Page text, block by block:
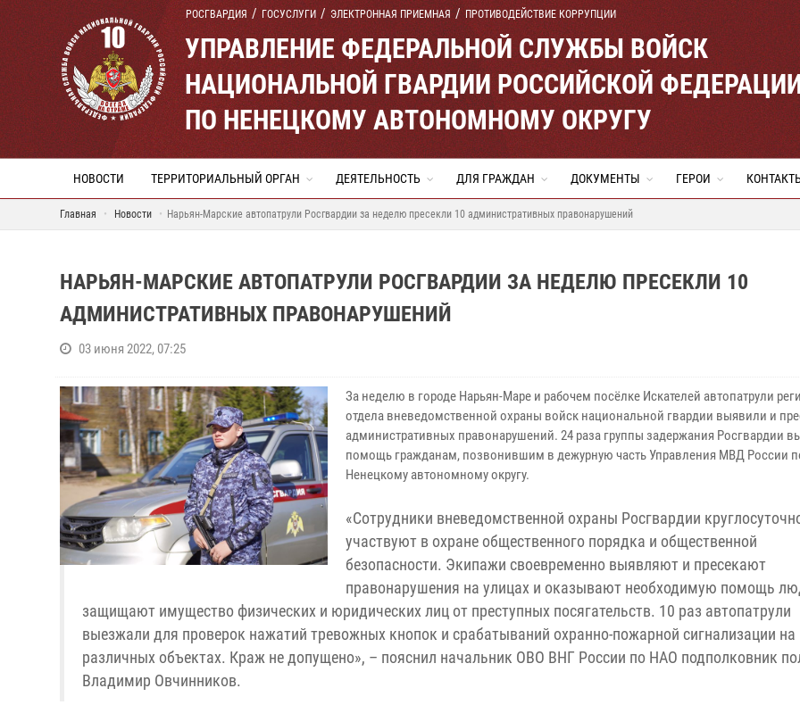
РОСГВАРДИЯ ГОСУСЛУГИ ЭЛЕКТРОННАЯ ПРИЕМНАЯ ПРОТИВОДЕЙСТВИЕ КОРРУПЦИИ
УПРАВЛЕНИЕ ФЕДЕРАЛЬНОЙ СЛУЖБЫ ВОЙСК
НАЦИОНАЛЬНОЙ ГВАРДИИ РОССИЙСКОЙ
ПО НЕНЕЦКОМУ АВТОНОМНОМУ ОКРУГУ
НОВОСТИ ТЕРРИТОРИАЛЬНЫЙ ОРГАН ДЕЯТЕЛЬНОСТЬ ДЛЯ ГРАЖДАН ДОКУМЕНТЫ ГЕРОИ
Главная Новости Нарьян-Марские автопатрули Росгвардии за неделю пресекли 10 административных правонарушений
НАРЬЯН-МАРСКИЕ АВТОПАТРУЛИ РОСГВАРДИИ ЗА НЕДЕЛЮ ПРЕСЕКЛИ 10
АДМИНИСТРАТИВНЫХ ПРАВОНАРУШЕНИЙ
03 июня 2022, 07:25
За неделю в городе Нарьян-Маре и рабочем посёлке Искателей автопатрули
отдела вневедомственной охраны войск национальной гвардии выявили и
административных правонарушений. 24 раза группы задержания Росгвардии
помощь гражданам, позвонившим в дежурную часть Управления МВД России
Ненецкому автономному округу.
«Сотрудники вневедомственной охраны Росгвардии
участвуют в охране общественного порядка и общественной
безопасности. Экипажи своевременно выявляют и пресекают
правонарушения на улицах и оказывают необходимую помощь
защищают имущество физических и юридических лиц от преступных посягательств. 10 раз автопатрули
выезжали для проверок нажатий тревожных кнопок и срабатываний охранно-пожарной сигнализации на
различных объектах. Краж не допущено», – пояснил начальник ОВО ВНГ России по НАО подполковник
Владимир Овчинников.